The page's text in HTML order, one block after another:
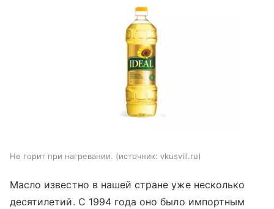
Не горит при нагревании. источник: vkusvill.ru
Масло известно в нашей стране уже несколько
десятилетий. С 1994 года оно было импортным